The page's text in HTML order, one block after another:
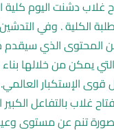
غلاب دشنت اليوم كلية
الكلية . وفي
المحتوى الذي سيقدم
التي يمكن من خلالها
قوى الإستكبار
غلاب بالتفاعل
بصورة تنم عن مستوى